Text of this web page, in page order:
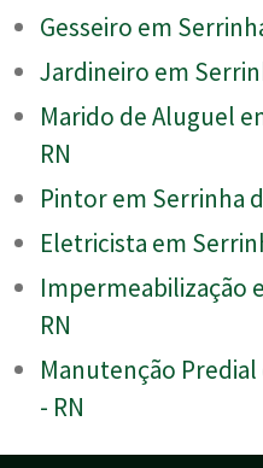
Gesseiro em
Jardineiro em
Marido de Aluguel
RN
Pintor em Serrinha
Eletricista em
Impermeabilização
RN
Manutenção
- RN